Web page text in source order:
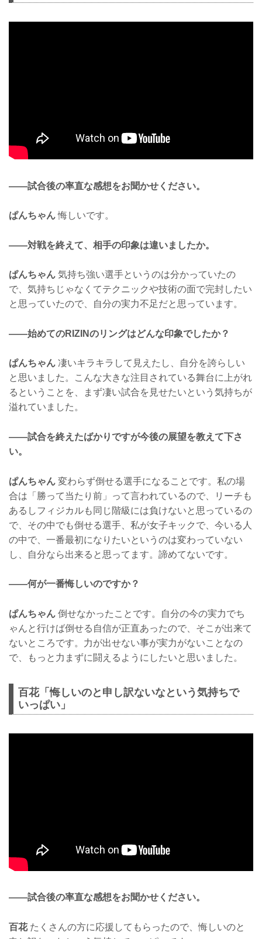
——試合後の率直な感想をお聞かせください。
ぱんちゃん悔しいです。
——対戦を終えて、相手の印象は違いましたか。
ぱんちゃん 気持ち強い選手というのは分かっていたの
で、気持ちじゃなくてテクニックや技術の面で完封したい
と思っていたので、自分の実力不足だと思っています。
——始めてのRIZINのリングはどんな印象でしたか？
ぱんちゃん 凄いキラキラして見えたし、自分を誇らしい
と思いました。こんな大きな注目されている舞台に上がれ
るということを、まず凄い試合を見せたいという気持ちが
溢れていました。
——試合を終えたばかりですが今後の展望を教えて下さ
い。
ぱんちゃん 変わらず倒せる選手になることです。私の場
合は「勝って当たり前」って言われているので、リーチも
あるしフィジカルも同じ階級には負けないと思っているの
で、その中でも倒せる選手、私が女子キックで、今いる人
の中で、一番最初になりたいというのは変わっていない
し、自分なら出来ると思ってます。諦めてないです。
——何が一番悔しいのですか？
ぱんちゃん 倒せなかったことです。自分の今の実力でち
ゃんと行けば倒せる自信が正直あったので、そこが出来て
ないところです。力が出せない事が実力がないことなの
で、もっと力まずに闘えるようにしたいと思いました。
百花「悔しいのと申し訳ないなという気持ちで
いっぱい」
——試合後の率直な感想をお聞かせください。
百花たくさんの方に応援してもらったので、悔しいのと